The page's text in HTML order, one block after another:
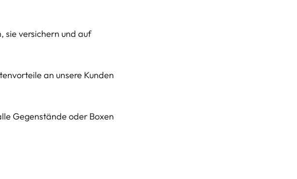
sie versichern und auf
an unsere Kunden
Gegenstände oder Boxen